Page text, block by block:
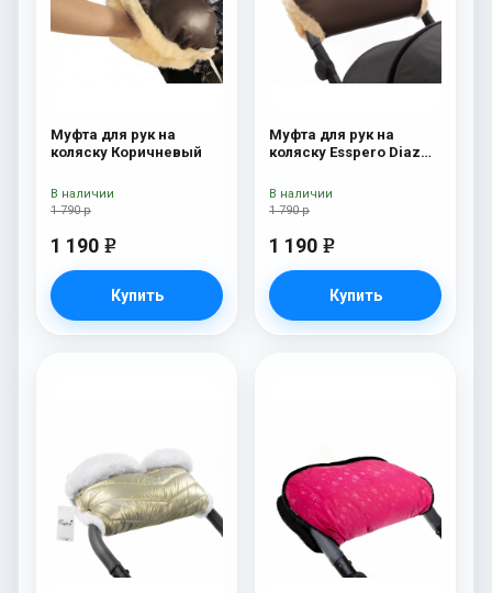
Муфта для рук на
коляску Коричневый
1 790 р
1 190 e
Купить
В наличии
Муфта для рук на
коляску Esspero Diaz
Chocolat
1 790 р
1 190 e
Купить
В наличии